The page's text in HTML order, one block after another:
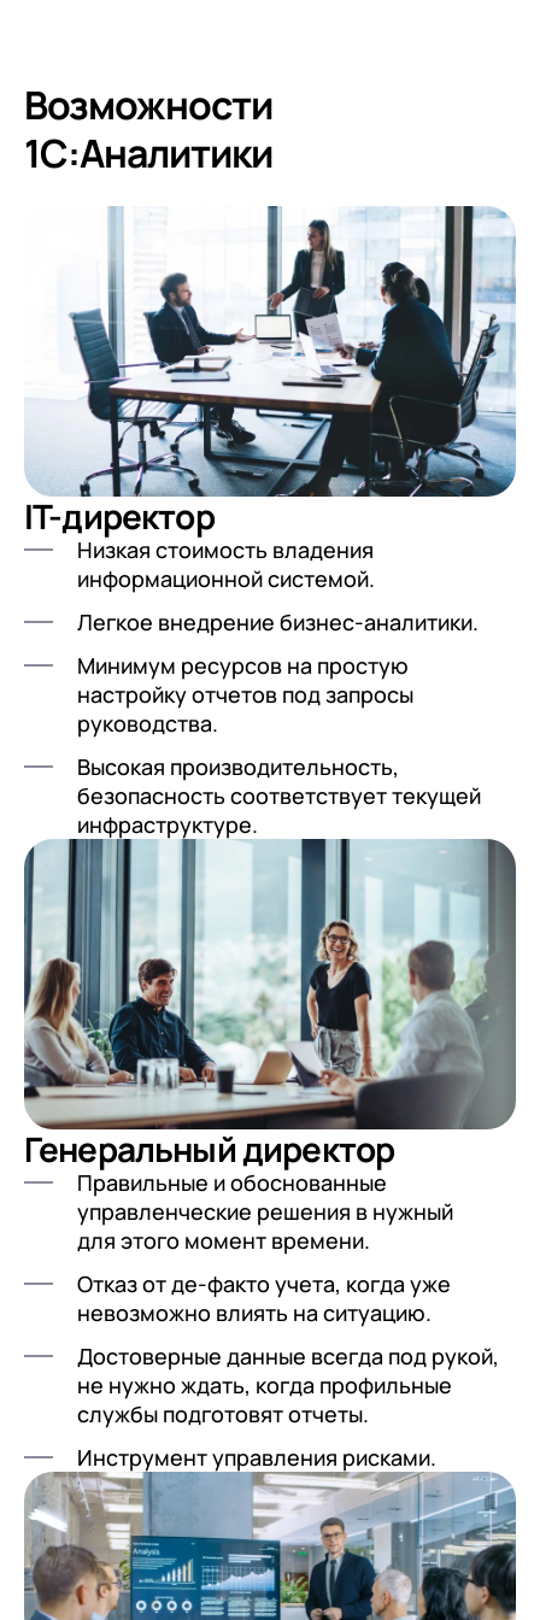
Возможности
1С:Аналитики
IT-директор
Низкая стоимость владения
информационной системой.
Легкое внедрение бизнес-аналитики.
Минимум ресурсов на простую
настройку отчетов под запросы
руководства.
Высокая производительность,
безопасность соответствует текущей
инфраструктуре.
Генеральный директор
Правильные и обоснованные
управленческие решения в нужный
для этого момент времени.
Отказ от де-факто учета, когда уже
невозможно влиять на ситуацию.
Достоверные данные всегда под рукой,
не нужно ждать, когда профильные
службы подготовят отчеты.
Инструмент управления рисками.